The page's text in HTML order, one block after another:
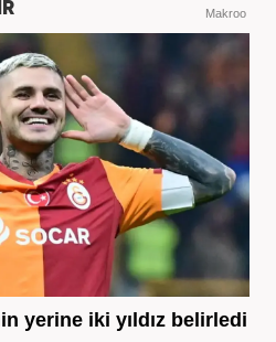
Makroo
yerine iki yıldız belirledi